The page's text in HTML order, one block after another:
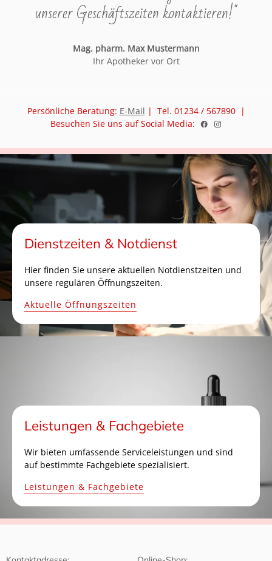
unserer Geschäftszeiten kontaktieren!"
Mag. pharm. Max Mustermann
Ihr Apotheker vor Ort
Persönliche Beratung: E-Mail | Tel. 01234 / 567890 |
Besuchen Sie uns auf Social Media:
Dienstzeiten & Notdienst
Hier finden Sie unsere aktuellen Notdienstzeiten und
unsere regulären Öffnungszeiten.
Aktuelle Öffnungszeiten
Leistungen & Fachgebiete
Wir bieten umfassende Serviceleistungen und sind
auf bestimmte Fachgebiete spezialisiert.
Leistungen & Fachgebiete